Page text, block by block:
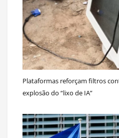
Plataformas reforçam filtros
explosão do “lixo de IA”